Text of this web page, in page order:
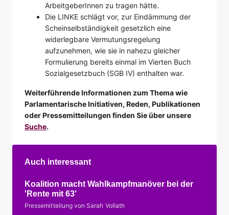
ArbeitgeberInnen zu tragen hätte.
Die LINKE schlägt vor, zur Eindämmung der
Scheinselbständigkeit gesetzlich eine
widerlegbare Vermutungsregelung
aufzunehmen, wie sie in nahezu gleicher
Formulierung bereits einmal im Vierten Buch
Sozialgesetzbuch (SGB IV) enthalten war.
Weiterführende Informationen zum Thema wie
Parlamentarische Initiativen, Reden, Publikationen
oder Pressemitteilungen finden Sie über unsere
Suche.
Auch interessant
Koalition macht Wahlkampfmanöver bei der
'Rente mit 63'
Pressemitteilung von Sarah Vollath